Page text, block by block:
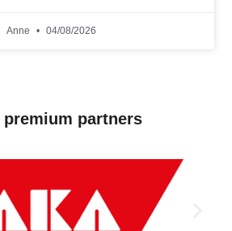
Anne 04/08/2026
premium partners